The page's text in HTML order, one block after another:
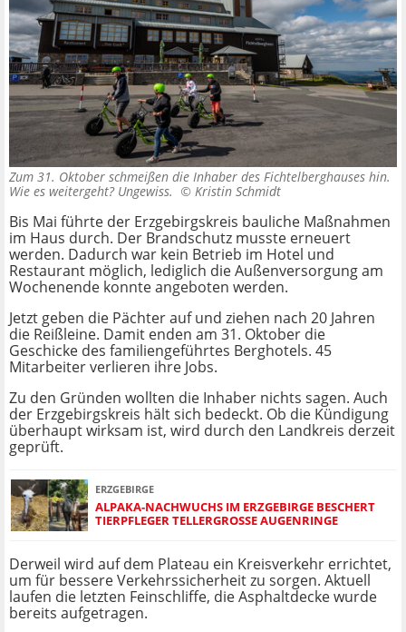
Zum 31. Oktober schmeißen die Inhaber des Fichtelberghauses hin.
Wie es weitergeht? Ungewiss. © Kristin Schmidt
Bis Mai führte der Erzgebirgskreis bauliche Maßnahmen
im Haus durch. Der Brandschutz musste erneuert
werden. Dadurch war kein Betrieb im Hotel und
Restaurant möglich, lediglich die Außenversorgung am
Wochenende konnte angeboten werden.
Jetzt geben die Pächter auf und ziehen nach 20 Jahren
die Reißleine. Damit enden am 31. Oktober die
Geschicke des familiengeführtes Berghotels. 45
Mitarbeiter verlieren ihre Jobs.
Zu den Gründen wollten die Inhaber nichts sagen. Auch
der Erzgebirgskreis hält sich bedeckt. Ob die Kündigung
überhaupt wirksam ist, wird durch den Landkreis derzeit
geprüft.
ERZGEBIRGE
ALPAKA-NACHWUCHS IM ERZGEBIRGE BESCHERT
TIERPFLEGER TELLERGROSSE AUGENRINGE
Derweil wird auf dem Plateau ein Kreisverkehr errichtet,
um für bessere Verkehrssicherheit zu sorgen. Aktuell
laufen die letzten Feinschliffe, die Asphaltdecke wurde
bereits aufgetragen.